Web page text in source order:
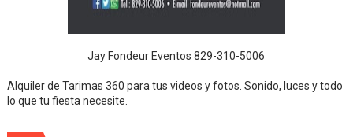
Jay Fondeur Eventos 829-310-5006
Alquiler de Tarimas 360 para tus videos y fotos. Sonido, luces y todo
lo que tu fiesta necesite.